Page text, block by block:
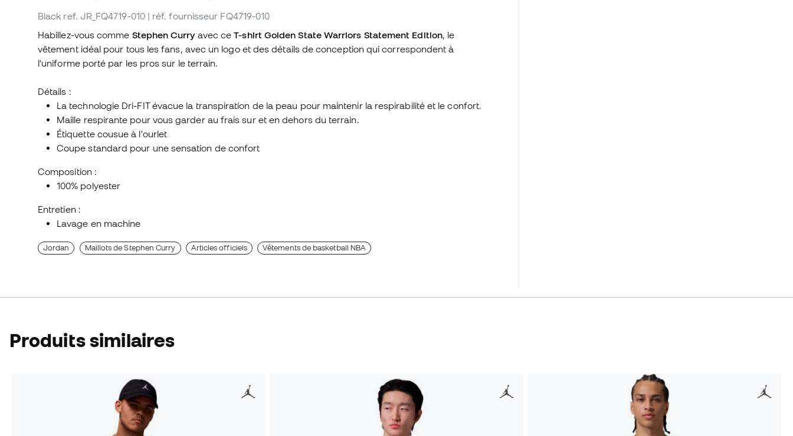
Black ref. JR_FQ4719-010 | réf. fournisseur FQ4719-010
Habillez-vous comme Stephen Curry avec ceT-shirt Golden State Warriors Statement Edition, le
vêtement idéal pour tous les fans, avec un logo et des détails de conception qui correspondent à
l'uniforme porté par les pros sur le terrain.
Détails :
La technologie Dri-FIT évacue la transpiration de la peau pour maintenir la respirabilité et le confort.
Maille respirante pour vous garder au frais sur et en dehors du terrain.
Étiquette cousue à l'ourlet
Coupe standard pour une sensation de confort
Composition :
100% polyester
Entretien :
Lavage en machine
Jordan Maillots de Stephen Curry Articles officiels Vêtements de basketball NBA
Produits similaires